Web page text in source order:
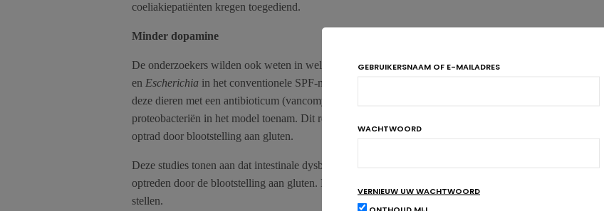
coeliakiepatiënten kregen toegediend.
Minder dopamine
De onderzoekers wilden ook weten in welke mate de aanwezigheid van proteobacteriën als
en Escherichia in het conventionele SPF-model een rol speelde in de aandoening. Daartoe behandelden ze
deze dieren met een antibioticum (vancomycine) in de perinatale periode, waardoor de aanwezigheid van
proteobacteriën in het model toenam. Dit resulteerde in een ernstigere vorm van de aandoening die later
optrad door blootstelling aan gluten.
Deze studies tonen aan dat intestinale dysbiose mogelijk een rol speelt in de negatieve effecten die
optreden door de blootstelling aan gluten. Het was echter niet mogelijk om een causale relatie vast te
stellen.
GEBRUIKERSNAAM OF E-MAILADRES
WACHTWOORD
VERNIEUW UW WACHTWOORD